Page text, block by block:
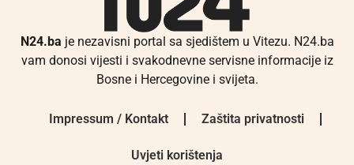
N24.ba je nezavisni portal sa sjedištem u Vitezu. N24.ba
vam donosi vijesti i svakodnevne servisne informacije iz
Bosne i Hercegovine i svijeta.
Impressum / Kontakt Zaštita privatnosti
Uvjeti korištenja